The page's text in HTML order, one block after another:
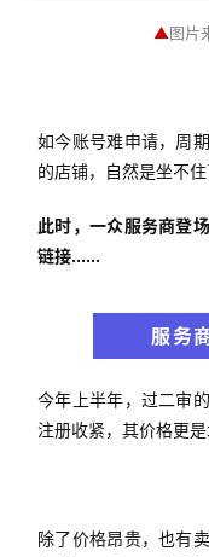
▲图片
如今账号难申请，周
的店铺，自然是坐不
此时，一众服务商登
链接......
服务
今年上半年，过二审
注册收紧，其价格更是
除了价格昂贵，也有